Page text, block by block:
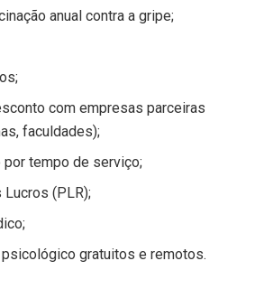
anual contra a gripe;
com empresas parceiras
faculdades);
por tempo de serviço;
(PLR);
gratuitos e remotos.